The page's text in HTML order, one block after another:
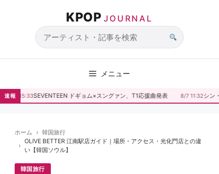
キ
ッ
KPOP JOURNAL
サ
検
索
メニュー
速報
8/7 15:33SEVENTEEN ドギョム×スングァン、T1応援曲発表 8/7 11:32シン
ホーム
韓国旅行
OLIVE BETTER 江南駅店ガイド｜場所・アクセス・光化門店との違
い【韓国ソウル】
韓国旅行